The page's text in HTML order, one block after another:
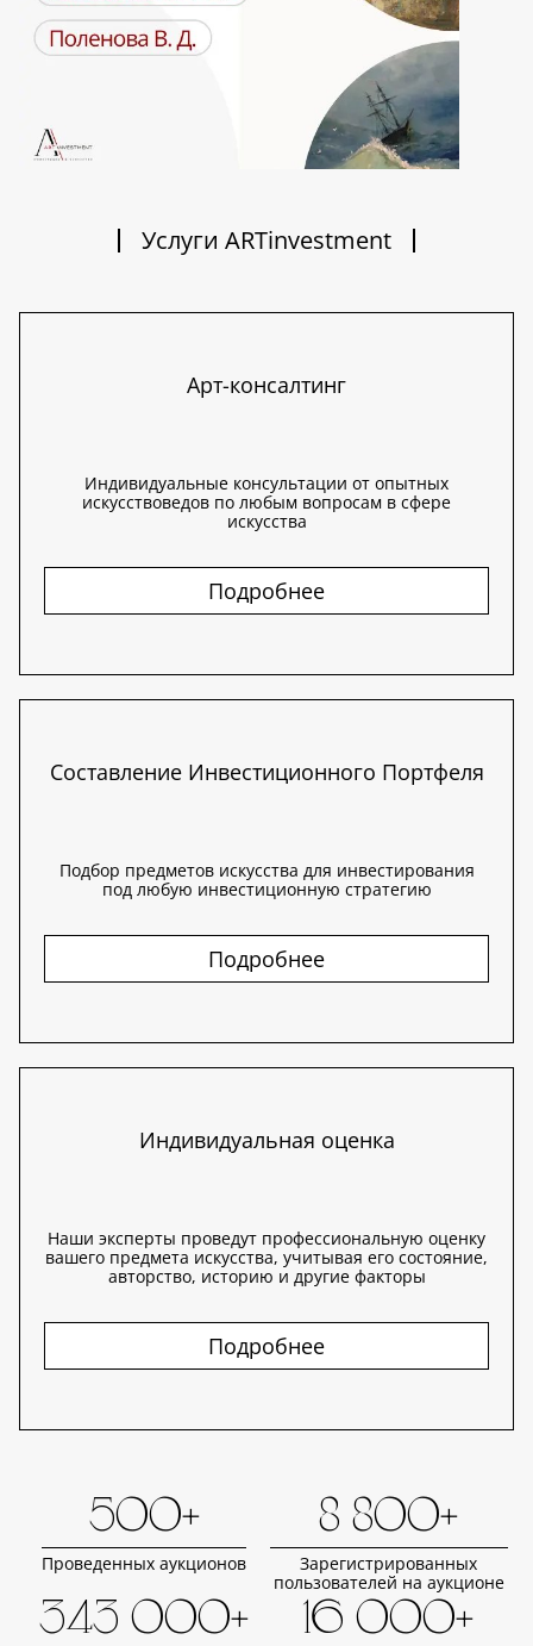
Услуги ARTinvestment
Арт-консалтинг
Индивидуальные консультации от опытных
искусствоведов по любым вопросам в сфере
искусства
Подробнее
Составление Инвестиционного Портфеля
Подбор предметов искусства для инвестирования
под любую инвестиционную стратегию
Подробнее
Индивидуальная оценка
Наши эксперты проведут профессиональную оценку
вашего предмета искусства, учитывая его состояние,
авторство, историю и другие факторы
Подробнее
500+
Проведенных аукционов
8 800+
Зарегистрированных
пользователей на аукционе
343 000+ 16 000+